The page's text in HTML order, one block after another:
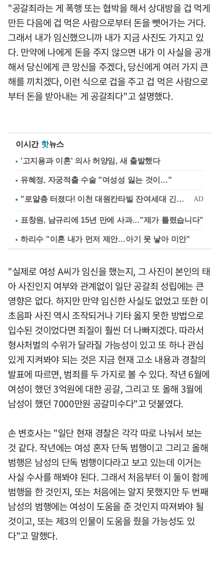
"공갈죄라는 게 폭행 또는 협박을 해서 상대방을 겁 먹게
만든 다음에 겁 먹은 사람으로부터 돈을 뺏어가는 거다.
그래서 내가 임신했으니까 내가 지금 사진도 가지고 있
다. 만약에 나에게 돈을 주지 않으면 내가 이 사실을 공개
해서 당신에게 큰 망신을 주겠다, 당신에게 여러 가지 큰
해를 끼치겠다, 이런 식으로 겁을 주고 겁 먹은 사람으로
부터 돈을 받아내는 게 공갈죄다"고 설명했다.
이시간 핫뉴스
'고지용과 이혼' 의사 허양임, 새 출발했다
유혜정, 자궁적출 수술 "여성성 잃는 것이…"
표창원, 남규리에 15년 만에 사과…"제가 틀렸습니다"
하리수 "이혼 내가 먼저 제안…아기 못 낳아 미안"
"실제로 여성 A씨가 임신을 했는지, 그 사진이 본인의 태
아 사진인지 여부와 관계없이 일단 공갈죄 성립에는 큰
영향은 없다. 하지만 만약 임신한 사실도 없었고 또한 이
초음파 사진 역시 조작되거나 기타 옳지 못한 방법으로
입수된 것이었다면 죄질이 훨씬 더 나빠지겠다. 따라서
형사처벌의 수위가 달라질 가능성이 있고 또 하나 관심
있게 지켜봐야 되는 것은 지금 현재 고소 내용과 경찰의
발표에 따르면, 범죄를 두 가지로 볼 수 있다. 작년 6월에
여성이 했던 3억원에 대한 공갈, 그리고 또 올해 3월에
남성이 했던 7000만원 공갈미수다"고 덧붙였다.
손 변호사는 "일단 현재 경찰은 각각 따로 나눠서 보는
것 같다. 작년에는 여성 혼자 단독 범행이고 그리고 올해
범행은 남성의 단독 범행이다라고 보고 있는데 이거는
사실 수사를 해봐야 된다. 그래서 처음부터 이 둘이 함께
범행을 한 것인지, 또는 처음에는 알지 못했지만 두 번째
남성의 범행에는 여성이 도움을 준 것인지 따져봐야 될
것이고, 또는 제3의 인물이 도움을 줬을 가능성도 있
다"고 말했다.